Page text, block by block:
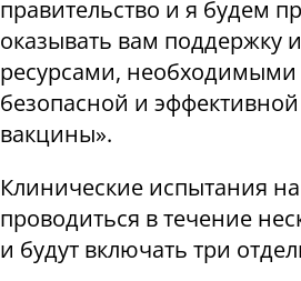
правительство и я будем
оказывать вам поддержку
ресурсами, необходимыми
безопасной и
вакцины».
Клинические испытания
проводиться в течение
и будут включать три